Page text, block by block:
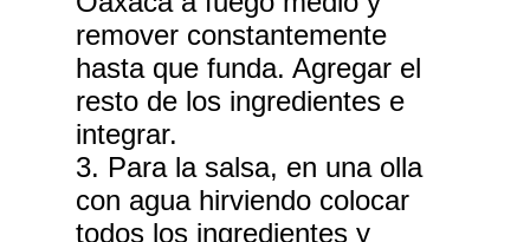
remover constantemente
hasta que funda. Agregar el
resto de los ingredientes e
integrar.
3. Para la salsa, en una olla
con agua hirviendo colocar
todos los ingredientes y